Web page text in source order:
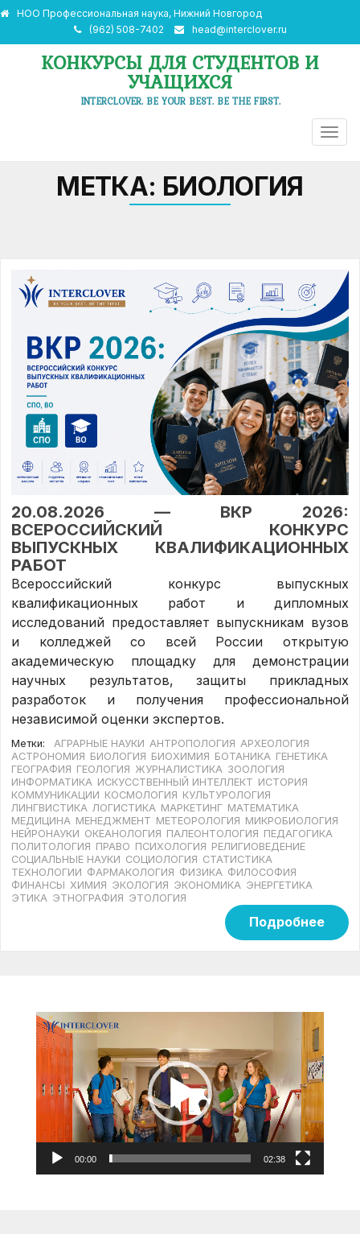
НОО Профессиональная наука, Нижний Новгород
(962) 508-7402
head@interclover.ru
КОНКУРСЫ ДЛЯ СТУДЕНТОВ И
УЧАЩИХСЯ
INTERCLOVER. BE YOUR BEST. BE THE FIRST.
МЕТКА: БИОЛОГИЯ
20.08.2026 — ВКР 2026:
ВСЕРОССИЙСКИЙ КОНКУРС
ВЫПУСКНЫХ КВАЛИФИКАЦИОННЫХ
РАБОТ
Всероссийский конкурс выпускных
квалификационных работ и дипломных
исследований предоставляет выпускникам вузов
и колледжей со всей России открытую
академическую площадку для демонстрации
научных результатов, защиты прикладных
разработок и получения профессиональной
независимой оценки экспертов.
Метки: АГРАРНЫЕ НАУКИ АНТРОПОЛОГИЯ АРХЕОЛОГИЯ
АСТРОНОМИЯ БИОЛОГИЯ БИОХИМИЯ БОТАНИКА ГЕНЕТИКА
ГЕОГРАФИЯ ГЕОЛОГИЯ ЖУРНАЛИСТИКА ЗООЛОГИЯ
ИНФОРМАТИКА ИСКУССТВЕННЫЙ ИНТЕЛЛЕКТ ИСТОРИЯ
КОММУНИКАЦИИ КОСМОЛОГИЯ КУЛЬТУРОЛОГИЯ
ЛИНГВИСТИКА ЛОГИСТИКА МАРКЕТИНГ МАТЕМАТИКА
МЕДИЦИНА МЕНЕДЖМЕНТ МЕТЕОРОЛОГИЯ МИКРОБИОЛОГИЯ
НЕЙРОНАУКИ ОКЕАНОЛОГИЯ ПАЛЕОНТОЛОГИЯ ПЕДАГОГИКА
ПОЛИТОЛОГИЯ ПРАВО ПСИХОЛОГИЯ РЕЛИГИОВЕДЕНИЕ
СОЦИАЛЬНЫЕ НАУКИ СОЦИОЛОГИЯ СТАТИСТИКА
ТЕХНОЛОГИИ ФАРМАКОЛОГИЯ ФИЗИКА ФИЛОСОФИЯ
ФИНАНСЫ ХИМИЯ ЭКОЛОГИЯ ЭКОНОМИКА ЭНЕРГЕТИКА
ЭТИКА ЭТНОГРАФИЯ ЭТОЛОГИЯ
Подробнее
Видеоплеер
00:00 02:38